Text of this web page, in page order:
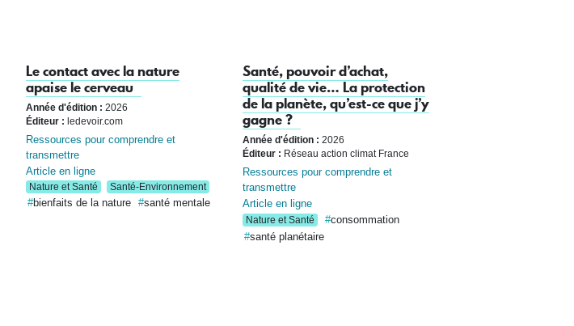
Le contact avec la nature
apaise le cerveau
Année d'édition : 2026
Éditeur : ledevoir.com
Ressources pour comprendre et
transmettre
Article en ligne
Nature et Santé Santé-Environnement
bienfaits de la nature santé mentale
Santé, pouvoir d’achat,
qualité de vie… La protection
de la planète, qu’est-ce que j’y
gagne ?
Année d'édition : 2026
Éditeur : Réseau action climat France
Ressources pour comprendre et
transmettre
Article en ligne
Nature et Santé
consommation
santé planétaire